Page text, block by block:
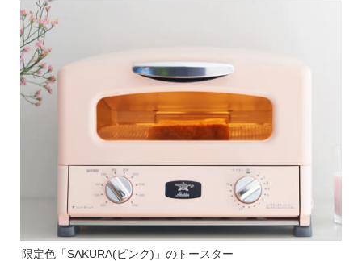
限定色「SAKURA(ピンク)」のトースター